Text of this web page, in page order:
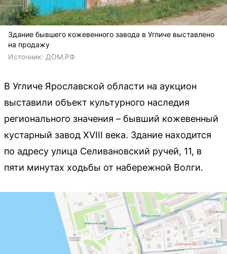
Здание бывшего кожевенного завода в Угличе выставлено
на продажу
Источник: ДОМ.РФ
В Угличе Ярославской области на аукцион
выставили объект культурного наследия
регионального значения – бывший кожевенный
кустарный завод XVIII века. Здание находится
по адресу улица Селивановский ручей, 11, в
пяти минутах ходьбы от набережной Волги.